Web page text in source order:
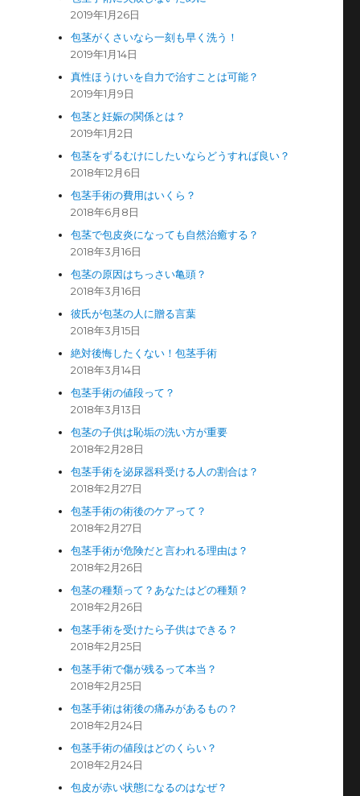
2019年1月26日
包茎がくさいなら一刻も早く洗う！
2019年1月14日
真性ほうけいを自力で治すことは可能？
2019年1月9日
包茎と妊娠の関係とは？
2019年1月2日
包茎をずるむけにしたいならどうすれば良い？
2018年12月6日
包茎手術の費用はいくら？
2018年6月8日
包茎で包皮炎になっても自然治癒する？
2018年3月16日
包茎の原因はちっさい亀頭？
2018年3月16日
彼氏が包茎の人に贈る言葉
2018年3月15日
絶対後悔したくない！包茎手術
2018年3月14日
包茎手術の値段って？
2018年3月13日
包茎の子供は恥垢の洗い方が重要
2018年2月28日
包茎手術を泌尿器科受ける人の割合は？
2018年2月27日
包茎手術の術後のケアって？
2018年2月27日
包茎手術が危険だと言われる理由は？
2018年2月26日
包茎の種類って？あなたはどの種類？
2018年2月26日
包茎手術を受けたら子供はできる？
2018年2月25日
包茎手術で傷が残るって本当？
2018年2月25日
包茎手術は術後の痛みがあるもの？
2018年2月24日
包茎手術の値段はどのくらい？
2018年2月24日
包皮が赤い状態になるのはなぜ？